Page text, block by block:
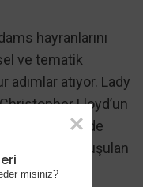
hayranlarını
ve tematik
atıyor. Lady
Lloyd’un
sayesinde
en çok konuşulan
misiniz?